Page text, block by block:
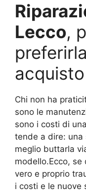
Lecco,
acquisto
Chi non ha
sono le
sono i costi di
tende a dire: una
meglio buttarla
modello.Ecco,
vero e proprio
i costi e le nuove